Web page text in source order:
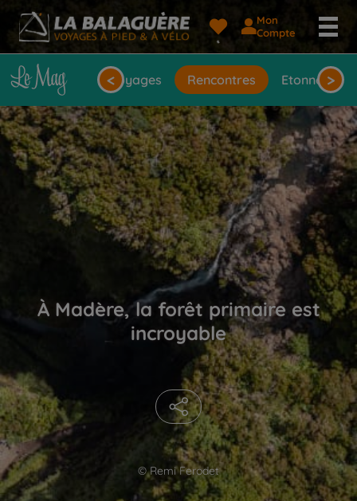
Mon
Compte
Idées de voyages Rencontres Etonnantes
< >
© Remi Ferodet
À Madère, la forêt primaire est
incroyable